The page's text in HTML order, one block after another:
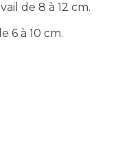
de 8 à 12 cm.
6 à 10 cm.